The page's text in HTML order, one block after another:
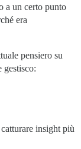
a un certo punto
era
pensiero su
gestisco:
insight più